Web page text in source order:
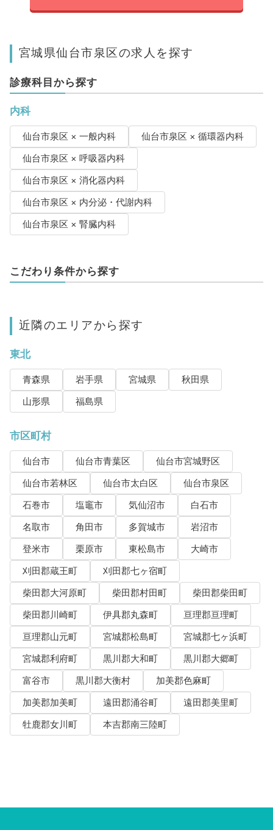
宮城県仙台市泉区の求人を探す
診療科目から探す
内科
仙台市泉区 × 一般内科
仙台市泉区 × 循環器内科
仙台市泉区 × 呼吸器内科
仙台市泉区 × 消化器内科
仙台市泉区 × 内分泌・代謝内科
仙台市泉区 × 腎臓内科
こだわり条件から探す
近隣のエリアから探す
東北
青森県 岩手県 宮城県
秋田県
山形県
福島県
市区町村
仙台市 仙台市青葉区
仙台市宮城野区
仙台市若林区
仙台市太白区
仙台市泉区
石巻市
塩竈市 気仙沼市
白石市
名取市
角田市 多賀城市
岩沼市
登米市
栗原市 東松島市
大崎市
刈田郡蔵王町
刈田郡七ヶ宿町
柴田郡大河原町
柴田郡村田町
柴田郡柴田町
柴田郡川崎町
伊具郡丸森町
亘理郡亘理町
亘理郡山元町
宮城郡松島町
宮城郡七ヶ浜町
宮城郡利府町
黒川郡大和町
黒川郡大郷町
富谷市
黒川郡大衡村
加美郡色麻町
加美郡加美町
遠田郡涌谷町
遠田郡美里町
牡鹿郡女川町
本吉郡南三陸町